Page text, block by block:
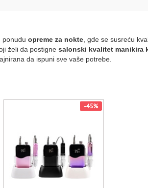
ponudu opreme za nokte , gde se susreću
želi da postigne salonski kvalitet manikira
da ispuni sve vaše potrebe.
-45%
-45%